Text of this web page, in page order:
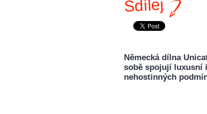
Sdílej
Německá dílna
sobě spojují luxusní
nehostinných